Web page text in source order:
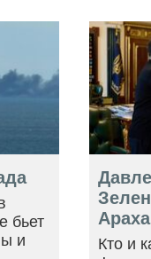
бьет
и
Кто и